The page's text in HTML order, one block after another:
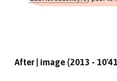
After | image (2013 -